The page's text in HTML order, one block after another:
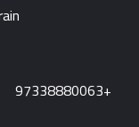
97338880063+